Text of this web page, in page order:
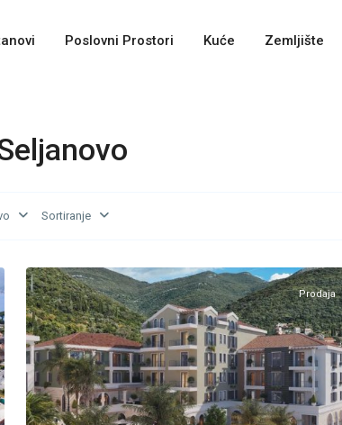
Poslovni Prostori Kuće Zemljište
Sortiranje
Prodaja